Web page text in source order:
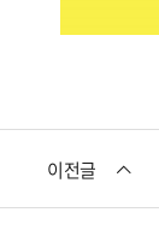
이전글